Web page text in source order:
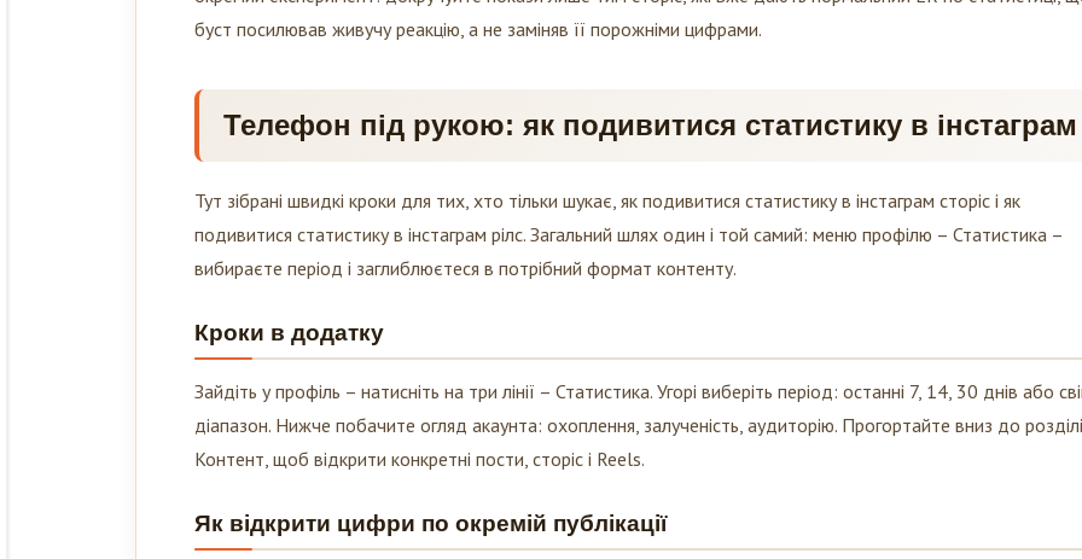
буст посилював живучу реакцію, а не заміняв її порожніми цифрами.
Телефон під рукою: як подивитися статистику в інстаграм
Тут зібрані швидкі кроки для тих, хто тільки шукає, як подивитися статистику в інстаграм сторіс і як
подивитися статистику в інстаграм рілс. Загальний шлях один і той самий: меню профілю – Статистика –
вибираєте період і заглиблюєтеся в потрібний формат контенту.
Кроки в додатку
Зайдіть у профіль – натисніть на три лінії – Статистика. Угорі виберіть період: останні 7, 14, 30 днів або
діапазон. Нижче побачите огляд акаунта: охоплення, залученість, аудиторію. Прогортайте вниз до розділів
Контент, щоб відкрити конкретні пости, сторіс і Reels.
Як відкрити цифри по окремій публікації